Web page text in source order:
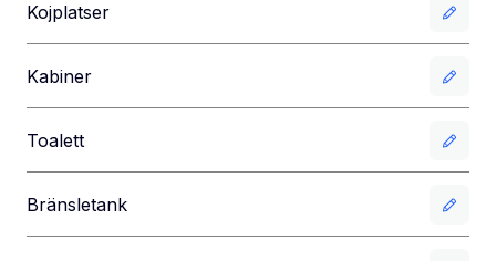
Kojplatser
Kabiner
Toalett
Bränsletank